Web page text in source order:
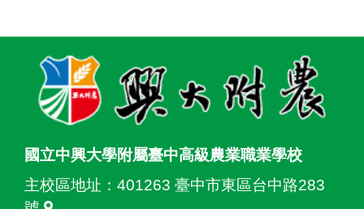
國立中興大學附屬臺中高級農業職業學校
主校區地址： 401263 臺中市東區台中路283